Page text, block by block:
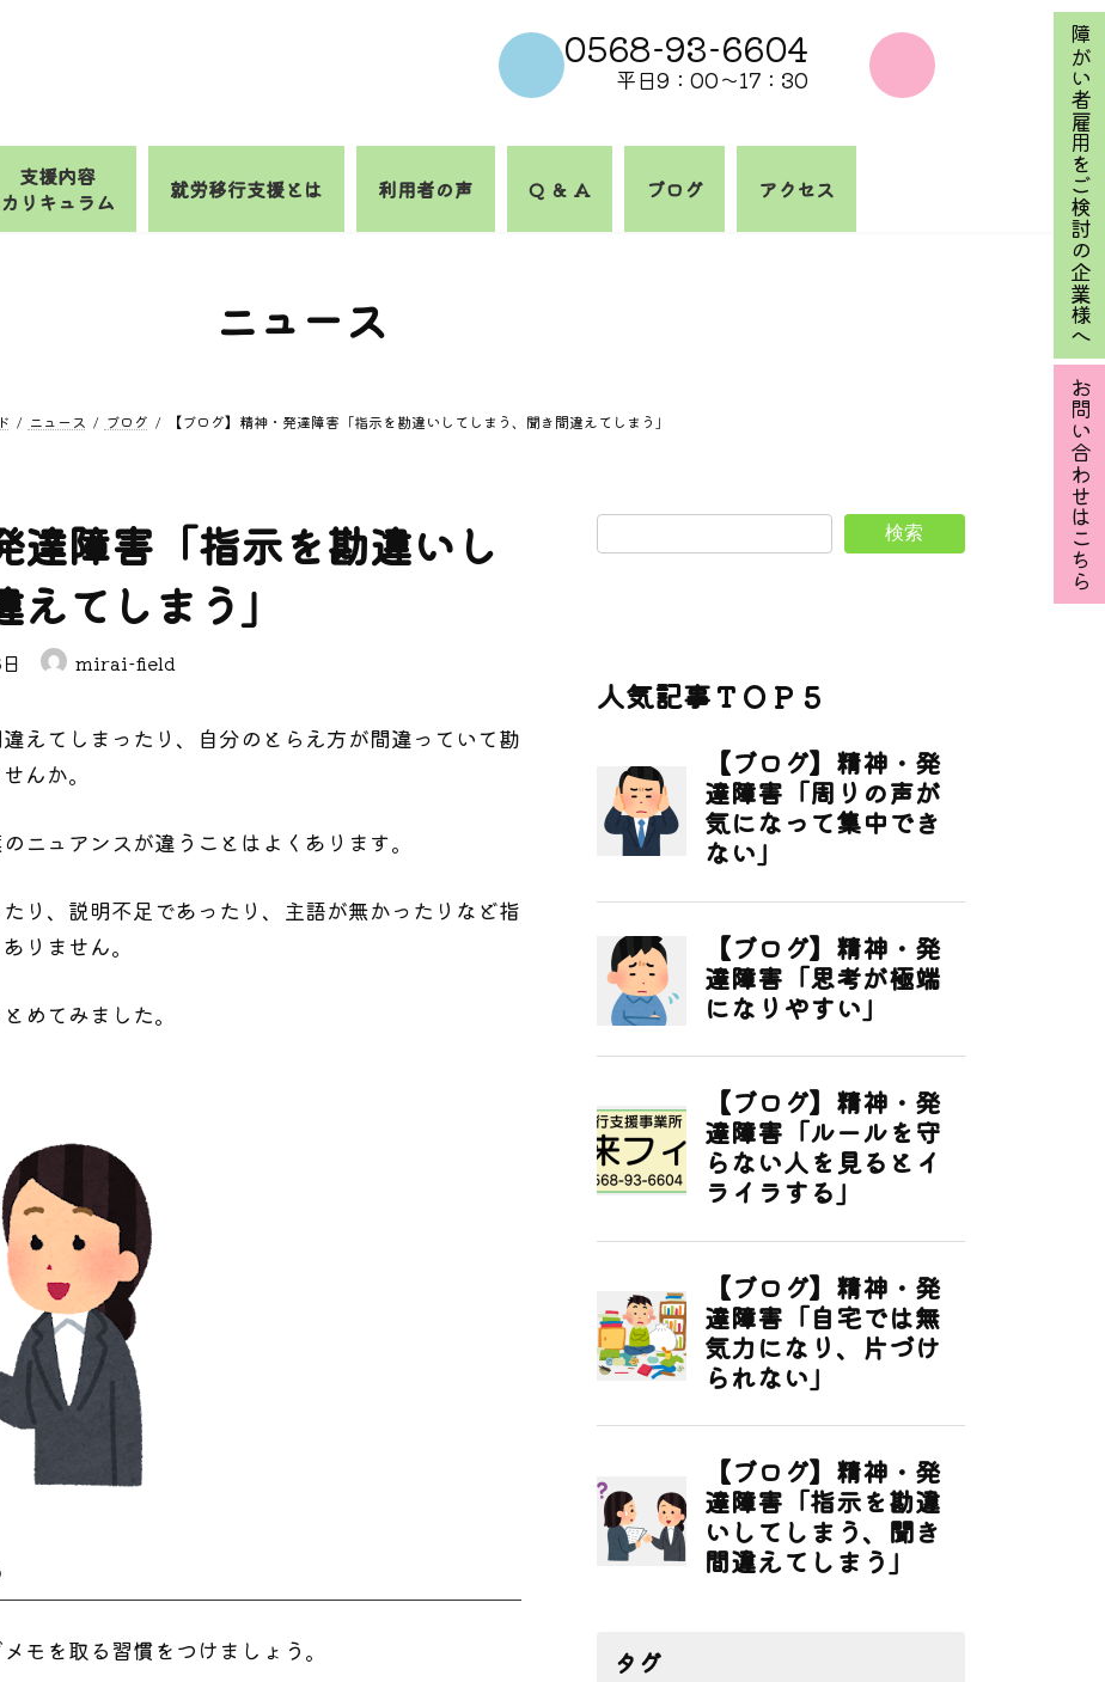
0568-93-6604
平日9：00～17：30
支援内容
カリキュラム
就労移行支援とは 利用者の声 Q ＆ A ブログ アクセス 障がい者雇用をご検討の企業様へ
お問い合わせはこちら
ニュース
ニュース ブログ 【ブログ】精神・発達障害「指示を勘違いしてしまう、聞き間違えてしまう」
達障害「指示を勘違いし
てしまう」
mirai-field
えてしまったり、自分のとらえ方が間違っていて勘
んか。
ニュアンスが違うことはよくあります。
り、説明不足であったり、主語が無かったりなど指
りません。
めてみました。
モを取る習慣をつけましょう。
検索
人気記事ＴＯＰ５
タグ